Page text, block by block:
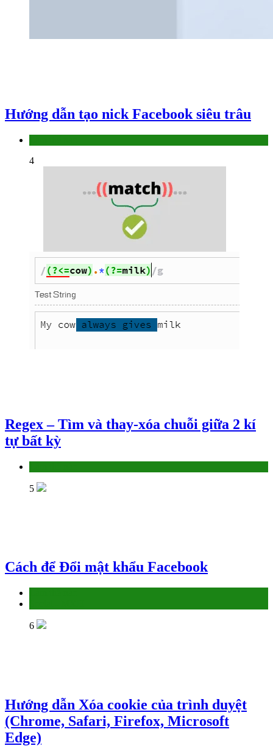
Hướng dẫn tạo nick Facebook siêu trâu
4
Regex – Tìm và thay-xóa chuỗi giữa 2 kí
tự bất kỳ
5
Cách để Đổi mật khẩu Facebook
6
Hướng dẫn Xóa cookie của trình duyệt
(Chrome, Safari, Firefox, Microsoft
Edge)